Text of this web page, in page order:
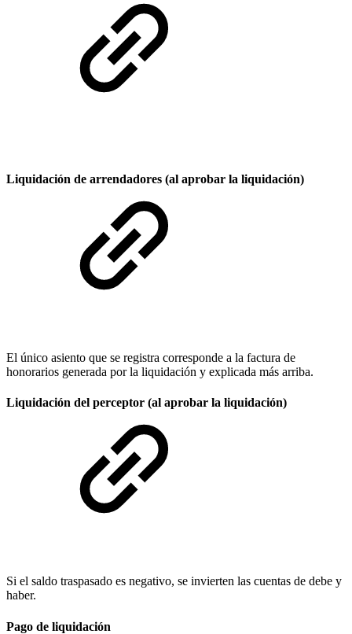
Liquidación de arrendadores (al aprobar la liquidación)
El único asiento que se registra corresponde a la factura de
honorarios generada por la liquidación y explicada más arriba.
Liquidación del perceptor (al aprobar la liquidación)
Si el saldo traspasado es negativo, se invierten las cuentas de debe y
haber.
Pago de liquidación